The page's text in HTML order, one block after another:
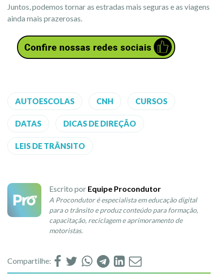
Juntos, podemos tornar as estradas mais seguras e as viagens
ainda mais prazerosas.
AUTOESCOLAS CNH CURSOS
DATAS DICAS DE DIREÇÃO
LEIS DE TRÂNSITO
Escrito por Equipe Procondutor
A Procondutor é especialista em educação digital
para o trânsito e produz conteúdo para formação,
capacitação, reciclagem e aprimoramento de
motoristas.
Compartilhe: